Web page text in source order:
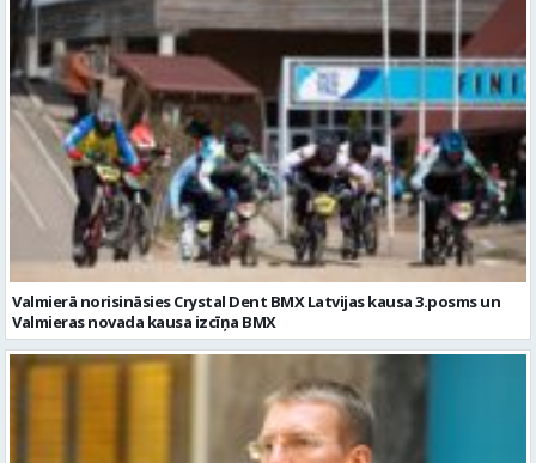
Valmierā norisināsies Crystal Dent BMX Latvijas kausa 3.posms un
Valmieras novada kausa izcīņa BMX